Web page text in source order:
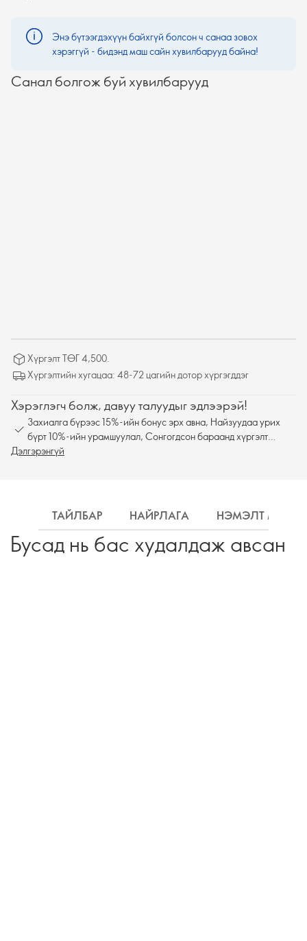
Энэ бүтээгдэхүүн байхгүй болсон ч санаа зовох
хэрэггүй - бидэнд маш сайн хувилбарууд байна!
Санал болгож буй хувилбарууд
Хүргэлт ТӨГ 4,500.
Хүргэлтийн хугацаа: 48-72 цагийн дотор хүргэгддэг
Хэрэглэгч болж, давуу талуудыг эдлээрэй!
Захиалга бүрээс 15%-ийн бонус эрх авна, Найзуудаа урих
бүрт 10%-ийн урамшуулал, Сонгогдсон бараанд хүргэлт
үнэгүй
Дэлгэрэнгүй
ТАЙЛБАР НАЙРЛАГА НЭМЭЛТ
Бусад нь бас худалдаж авсан